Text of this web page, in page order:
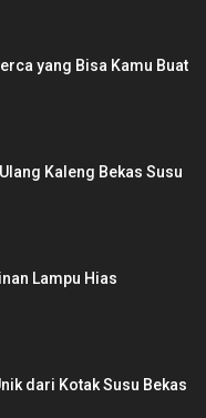
yang Bisa Kamu Buat
Kaleng Bekas Susu
Lampu Hias
dari Kotak Susu Bekas